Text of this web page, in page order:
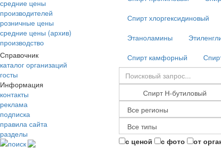
средние цены
производителей
розничные цены
средние цены (архив)
производство
Справочник
каталог организаций
госты
Информация
контакты
реклама
подписка
правила сайта
разделы
поиск
Спирт хлоргексидиновый
Этаноламины
Спирт камфорный
с ценой с фото от